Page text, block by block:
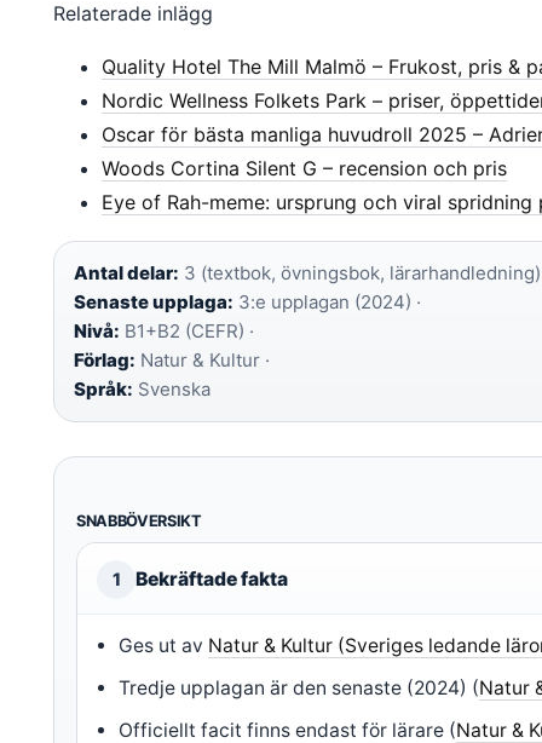
Relaterade inlägg
Quality Hotel The Mill Malmö – Frukost, pris &
Nordic Wellness Folkets Park – priser,
Oscar för bästa manliga huvudroll 2025 –
Woods Cortina Silent G – recension och pris
Eye of Rah-meme: ursprung och viral spridning
Antal delar: 3 (textbok, övningsbok, lärarhandledning)
Senaste upplaga: 3:e upplagan (2024) ·
Nivå: B1+B2 (CEFR) ·
Förlag: Natur & Kultur ·
Språk: Svenska
SNABBÖVERSIKT
1 Bekräftade fakta
Ges ut av Natur & Kultur (Sveriges ledande
Tredje upplagan är den senaste (2024) (Natur
Officiellt facit finns endast för lärare (Natur &